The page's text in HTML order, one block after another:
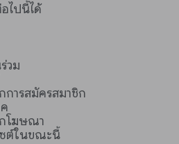
ไปนี้ได้
วม
การสมัครสมาชิก
กโฆษณา
ซต์ในขณะนี้